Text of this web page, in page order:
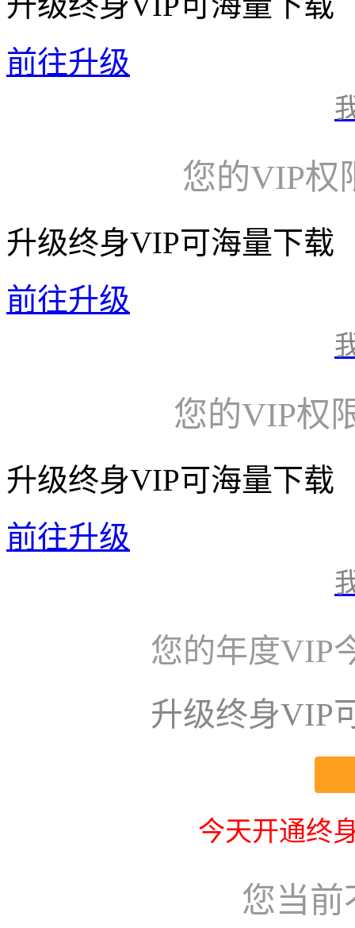
前往升级
您的VIP权
升级终身VIP可海量下载
前往升级
您的VIP权
升级终身VIP可海量下载
前往升级
您的年度VIP
升级终身VIP
今天开通终
您当前